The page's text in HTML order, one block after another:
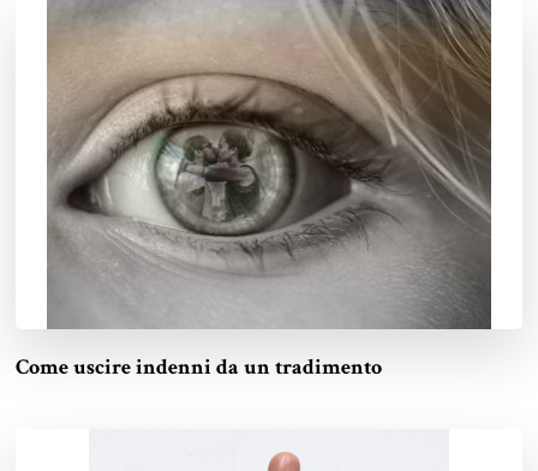
Come uscire indenni da un tradimento